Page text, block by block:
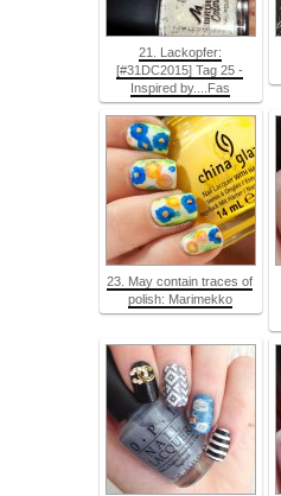
21. Lackopfer:
[#31DC2015] Tag 25 -
Inspired by....Fas
23. May contain traces of
polish: Marimekko